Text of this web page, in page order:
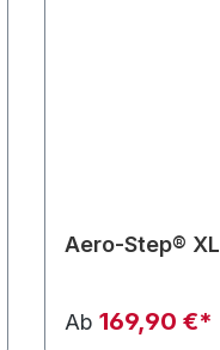
Aero-Step® XL
Ab 169,90 €*